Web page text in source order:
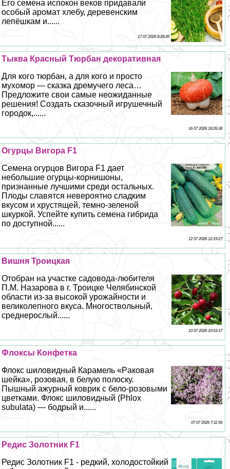
Его семена испокон веков придавали
особый аромат хлебу, деревенским
лепёшкам и......
17 07 2026 8:28:45
Тыква Красный Тюрбан декоративная
Для кого тюрбан, а для кого и просто
мухомор — сказка дремучего леса…
Предложите свои самые неожиданные
решения! Создать сказочный игрушечный
городок,......
16 07 2026 18:26:38
Огурцы Вигора F1
Семена огурцов Вигора F1 дает
небольшие огурцы-корнишоны,
признанные лучшими среди остальных.
Плоды славятся невероятно сладким
вкусом и хрустящей, темно-зеленой
шкуркой. Успейте купить семена гибрида
по доступной......
12 07 2026 12:19:27
Вишня Троицкая
Отобран на участке садовода-любителя
П.М. Назарова в г. Троицке Челябинской
области из-за высокой урожайности и
великолепного вкуса. Многоствольный,
среднерослый......
10 07 2026 10:53:17
Флоксы Конфетка
Флокс шиловидный Карамель «Paковая
шейка», розовая, в белую полоску.
Пышный ажурный коврик с бело-розовыми
цветками. Флокс шиловидный (Phlox
subulata) — бодрый и......
07 07 2026 7:11:56
Редис Золотник F1
Редис Золотник F1 - редкий, холодостойкий